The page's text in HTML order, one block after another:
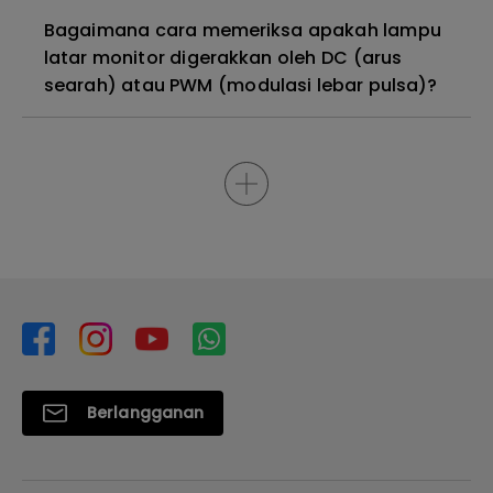
Bagaimana cara memeriksa apakah lampu
latar monitor digerakkan oleh DC (arus
searah) atau PWM (modulasi lebar pulsa)?
Berlangganan